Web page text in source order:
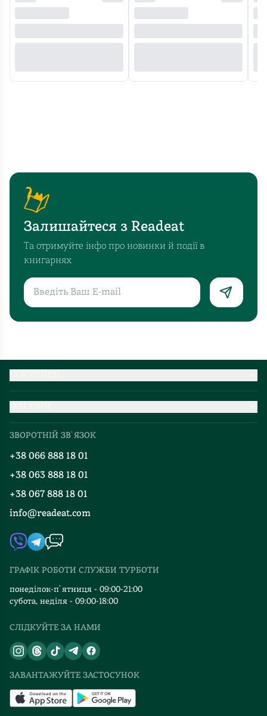
Залишайтеся з Readeat
Та отримуйте інфо про новинки й події в
книгарнях
Про нас
Добірки
Блог
Події
Книгарні
Контакти
Автори
Видавництва
Відгуки та оцінка RDT
Партнерство
ЗВОРОТНІЙ ЗВ`ЯЗОК
+38 066 888 18 01
+38 063 888 18 01
+38 067 888 18 01
info@readeat.com
ГРАФІК РОБОТИ СЛУЖБИ ТУРБОТИ
понеділок-п`ятниця - 09:00-21:00
субота, неділя - 09:00-18:00
СЛІДКУЙТЕ ЗА НАМИ
ЗАВАНТАЖУЙТЕ ЗАСТОСУНОК